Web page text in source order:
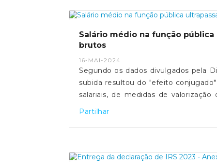
Salário médio na função
brutos
16-MAI-2024
Segundo os dados divulgados pela
subida resultou do "efeito
salariais, de medidas de
mínimo.Fonte: SIC Notícias - https://
Partilhar